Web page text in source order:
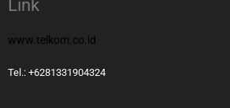
Link
www.telkom.co.id
Tel.: +6281331904324